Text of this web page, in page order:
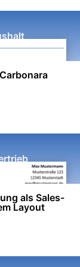
als Sales-
Layout